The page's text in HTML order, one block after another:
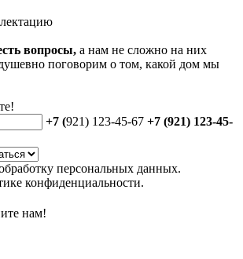
вопросы, а нам не сложно на них
поговорим о том, какой дом мы
+7 (921) 123-45-67 +7 (921) 123-45-
персональных данных.
конфиденциальности.
нам!